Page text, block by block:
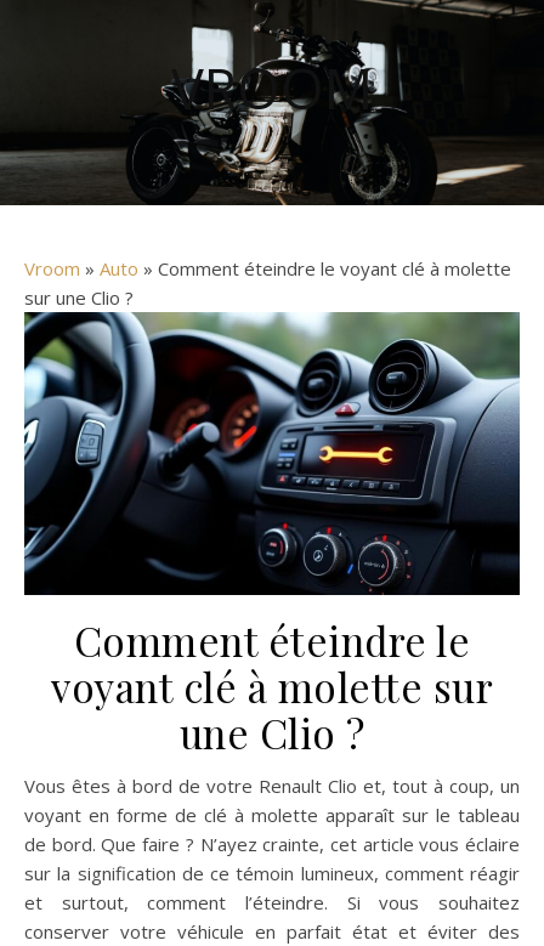
VROOM
Vroom » Auto » Comment éteindre le voyant clé à molette
sur une Clio ?
Comment éteindre le
voyant clé à molette sur
une Clio ?
Vous êtes à bord de votre Renault Clio et, tout à coup, un
voyant en forme de clé à molette apparaît sur le tableau
de bord. Que faire ? N’ayez crainte, cet article vous éclaire
sur la signification de ce témoin lumineux, comment réagir
et surtout, comment l’éteindre. Si vous souhaitez
conserver votre véhicule en parfait état et éviter des